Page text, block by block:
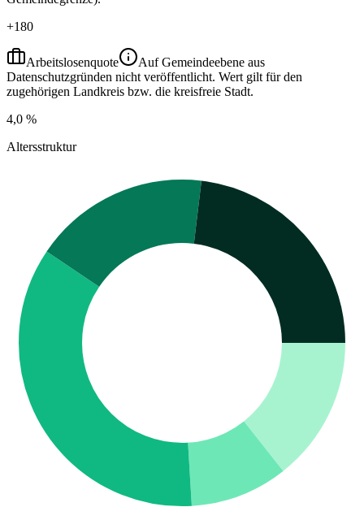
+180
Arbeitslosenquote
Auf Gemeindeebene aus
Datenschutzgründen nicht veröffentlicht. Wert gilt für den
zugehörigen Landkreis bzw. die kreisfreie Stadt.
4,0 %
Altersstruktur